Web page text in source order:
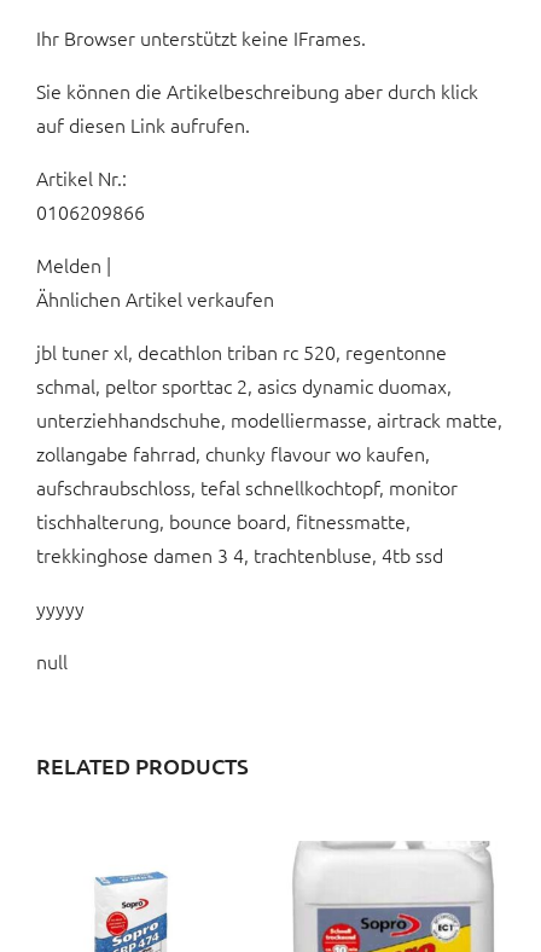
Ihr Browser unterstützt keine IFrames.
Sie können die Artikelbeschreibung aber durch klick
auf diesen Link aufrufen.
Artikel Nr.:
0106209866
Melden |
Ähnlichen Artikel verkaufen
jbl tuner xl, decathlon triban rc 520, regentonne
schmal, peltor sporttac 2, asics dynamic duomax,
unterziehhandschuhe, modelliermasse, airtrack matte,
zollangabe fahrrad, chunky flavour wo kaufen,
aufschraubschloss, tefal schnellkochtopf, monitor
tischhalterung, bounce board, fitnessmatte,
trekkinghose damen 3 4, trachtenbluse, 4tb ssd
yyyyy
null
RELATED PRODUCTS